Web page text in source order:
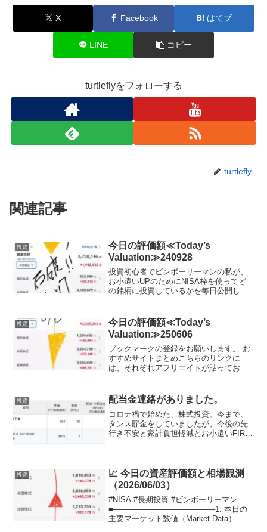
X Facebook はてブ
LINE コピー
turtleflyをフォローする
turtlefly
関連記事
投資
今日の評価額≪Today’s
Valuation≫240928
投資初心者でビンボーリーマンの私が、
お小遣いUPのためにNISA枠を使ってど
の銘柄に投資しているかを毎日公開して
始めることで同じように資産形成が可能
です。短期売買はおす...
投資
今日の評価額≪Today’s
Valuation≫250606
ブックマークの登録をお願いします。 お
すすめサイトまとめこちらのリンクに
は、それぞれアフリエイトが貼っており
でビンボーリーマンの私が、お小遣いUP
のためにNISA枠を使...
投資 配当金連絡がありました。
コロナ禍で始めた、株式投資。今まで、
タンス貯金をしていましたが、今後の先
行き不安と家計負担軽減とお小遣いFIRE
金で2...
投資
📈 今日の資産評価額と相場観測
（2026/06/03）
#NISA #長期投資 #ビンボーリーマン
■───────────────────1. 本日の
主要マーケット数値（Market Data）